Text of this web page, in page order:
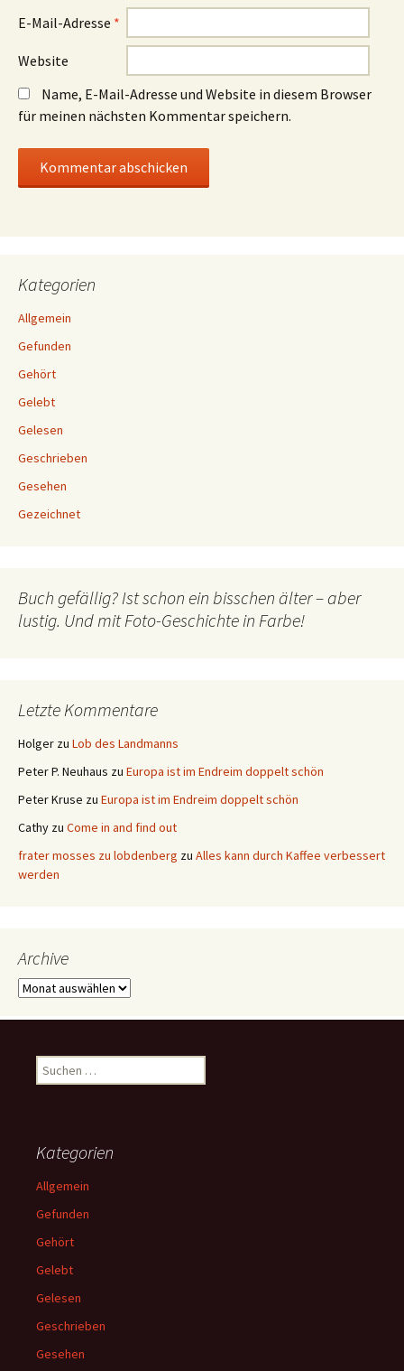
E-Mail-Adresse *
Website
Name, E-Mail-Adresse und Website in diesem Browser
für meinen nächsten Kommentar speichern.
Kategorien
Allgemein
Gefunden
Gehört
Gelebt
Gelesen
Geschrieben
Gesehen
Gezeichnet
Buch gefällig? Ist schon ein bisschen älter – aber
lustig. Und mit Foto-Geschichte in Farbe!
Letzte Kommentare
Holger zu Lob des Landmanns
Peter P. Neuhaus zu Europa ist im Endreim doppelt schön
Peter Kruse zu Europa ist im Endreim doppelt schön
Cathy zu Come in and find out
frater mosses zu lobdenberg zu Alles kann durch Kaffee verbessert
werden
Archive
Archive
Suchen
nach:
Kategorien
Allgemein
Gefunden
Gehört
Gelebt
Gelesen
Geschrieben
Gesehen